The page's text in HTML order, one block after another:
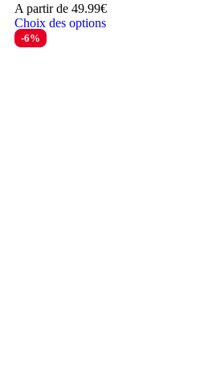
A partir de 49.99€
Choix des options
-6%